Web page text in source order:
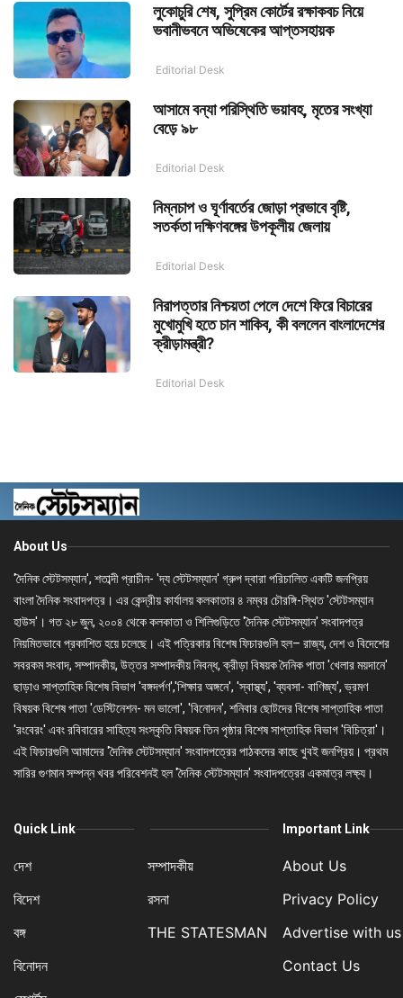
লুকোচুরি শেষ, সুপ্রিম কোর্টের রক্ষাকবচ নিয়ে
ভবানীভবনে অভিষেকের আপ্তসহায়ক
Editorial Desk
আসামে বন্যা পরিস্থিতি ভয়াবহ, মৃতের সংখ্যা
বেড়ে ৯৮
Editorial Desk
নিম্নচাপ ও ঘূর্ণাবর্তের জোড়া প্রভাবে বৃষ্টি,
সতর্কতা দক্ষিণবঙ্গের উপকূলীয় জেলায়
Editorial Desk
নিরাপত্তার নিশ্চয়তা পেলে দেশে ফিরে বিচারের
মুখোমুখি হতে চান শাকিব, কী বললেন বাংলাদেশের
ক্রীড়ামন্ত্রী?
Editorial Desk
About Us
'দৈনিক স্টেটসম্যান', শতাব্দী প্রাচীন- 'দ্য স্টেটসম্যান' গ্রুপ দ্বারা পরিচালিত একটি জনপ্রিয়
বাংলা দৈনিক সংবাদপত্র। এর কেন্দ্রীয় কার্যালয় কলকাতার ৪ নম্বর চৌরঙ্গি-স্থিত 'স্টেটসম্যান
হাউস'। গত ২৮ জুন, ২০০৪ থেকে কলকাতা ও শিলিগুড়িতে 'দৈনিক স্টেটসম্যান' সংবাদপত্র
নিয়মিতভাবে প্রকাশিত হয়ে চলেছে। এই পত্রিকার বিশেষ ফিচারগুলি হল– রাজ্য, দেশ ও বিদেশের
সবরকম সংবাদ, সম্পাদকীয়, উত্তর সম্পাদকীয় নিবন্ধ, ক্রীড়া বিষয়ক দৈনিক পাতা 'খেলার ময়দানে'
ছাড়াও সাপ্তাহিক বিশেষ বিভাগ 'বঙ্গদর্পণ','শিক্ষার অঙ্গনে', 'স্বাস্থ্য', 'ব্যবসা- বাণিজ্য', ভ্রমণ
বিষয়ক বিশেষ পাতা 'ডেস্টিনেশন- মন ভালো', 'বিনোদন', শনিবার ছোটদের বিশেষ সাপ্তাহিক পাতা
'রংবেরং' এবং রবিবারের সাহিত্য সংস্কৃতি বিষয়ক তিন পৃষ্ঠার বিশেষ সাপ্তাহিক বিভাগ 'বিচিত্রা'।
এই ফিচারগুলি আমাদের 'দৈনিক স্টেটসম্যান' সংবাদপত্রের পাঠকদের কাছে খুবই জনপ্রিয়। প্রথম
সারির গুণমান সম্পন্ন খবর পরিবেশনই হল 'দৈনিক স্টেটসম্যান' সংবাদপত্রের একমাত্র লক্ষ্য।
Quick Link
দেশ
বিদেশ
বঙ্গ
বিনোদন
সম্পাদকীয়
রসনা
THE STATESMAN
Important Link
About Us
Privacy Policy
Advertise with us
Contact Us